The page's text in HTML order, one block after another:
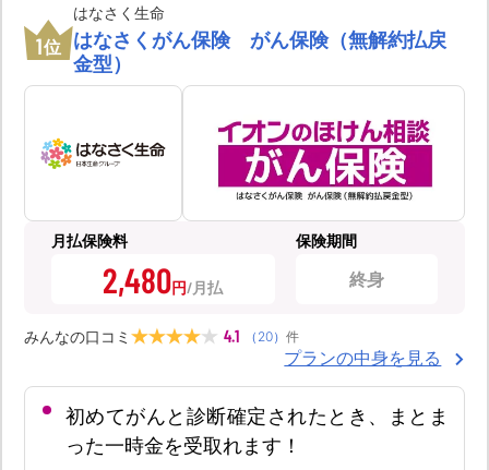
1位
はなさく生命
はなさくがん保険 がん保険（無解約払戻
金型）
月払保険料
2,480円
保険期間
終身
みんなの口コミ 4.1 （ 20） 件
プランの中身を見る
初めてがんと診断確定されたとき、まとま
った一時金を受取れます！